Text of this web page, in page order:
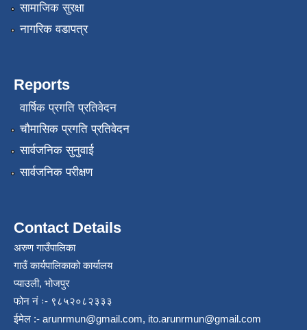
सामाजिक सुरक्षा
नागरिक वडापत्र
Reports
वार्षिक प्रगति प्रतिवेदन
चौमासिक प्रगति प्रतिवेदन
सार्वजनिक सुनुवाई
सार्वजनिक परीक्षण
Contact Details
अरुण गाउँपालिका
गाउँ कार्यपालिकाको कार्यालय
प्याउली, भोजपुर
फोन नं ः- ९८५२०८२३३३
ईमेल :- arunrmun@gmail.com, ito.arunrmun@gmail.com